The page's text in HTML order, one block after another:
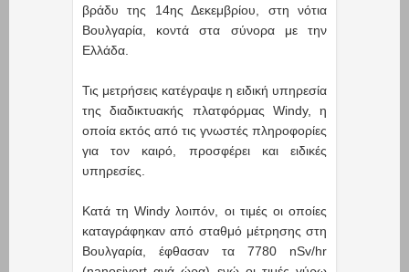
βράδυ της 14ης Δεκεμβρίου, στη νότια
Βουλγαρία, κοντά στα σύνορα με την
Ελλάδα.
Τις μετρήσεις κατέγραψε η ειδική υπηρεσία
της διαδικτυακής πλατφόρμας Windy, η
οποία εκτός από τις γνωστές πληροφορίες
για τον καιρό, προσφέρει και ειδικές
υπηρεσίες.
Κατά τη Windy λοιπόν, οι τιμές οι οποίες
καταγράφηκαν από σταθμό μέτρησης στη
Βουλγαρία, έφθασαν τα 7780 nSv/hr